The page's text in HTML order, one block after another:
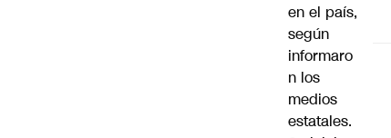
en el país,
según
informaro
n los
medios
estatales.